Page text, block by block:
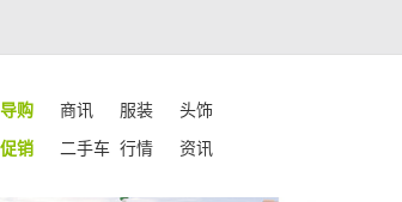
导购 商讯 服装
头饰
促销 二手车 行情 资讯